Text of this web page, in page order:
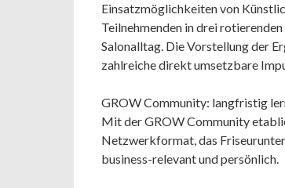
Einsatzmöglichkeiten von
Teilnehmenden in drei
Salonalltag. Die Vorstellung der
zahlreiche direkt umsetzbare
GROW Community: langfristig
Mit der GROW Community
Netzwerkformat, das
business-relevant und persönlich.